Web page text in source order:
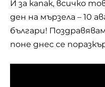
И за капак, всичко
ден на мързела – 10
българи!
поне днес се